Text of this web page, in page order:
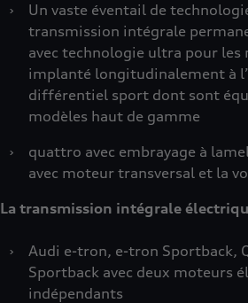
›
Un vaste éventail de
transmission intégrale
avec technologie ultra pour les
implanté longitudinalement à
différentiel sport dont sont
modèles haut de gamme
›
quattro avec embrayage à
avec moteur transversal et la
La transmission intégrale
›
Audi e-tron, e-tron Sportback,
Sportback avec deux moteurs
indépendants